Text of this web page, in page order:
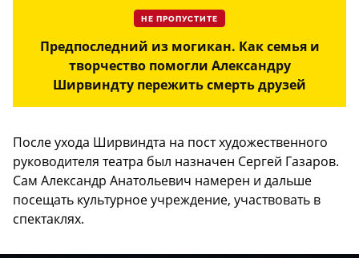
НЕ ПРОПУСТИТЕ
Предпоследний из могикан. Как семья и
творчество помогли Александру
Ширвиндту пережить смерть друзей
После ухода Ширвиндта на пост художественного
руководителя театра был назначен Сергей Газаров.
Сам Александр Анатольевич намерен и дальше
посещать культурное учреждение, участвовать в
спектаклях.